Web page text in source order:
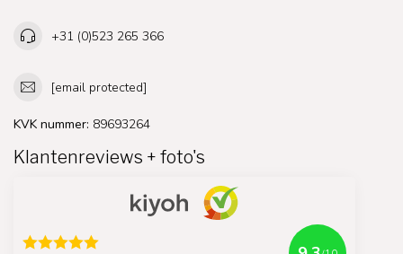
+31 (0)523 265 366
[email protected]
KVK nummer: 89693264
Klantenreviews + foto's